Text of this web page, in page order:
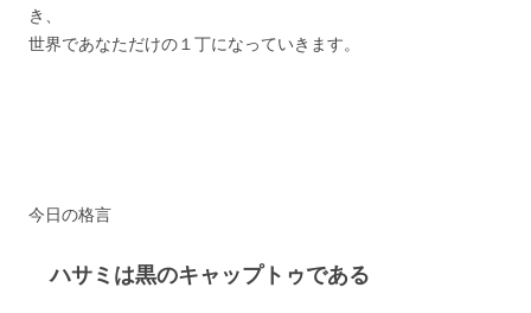
き、
世界であなただけの１丁になっていきます。
今日の格言
ハサミは黒のキャップトゥである